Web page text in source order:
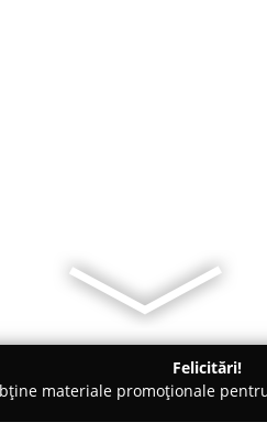
Felicitări!
materiale promoționale